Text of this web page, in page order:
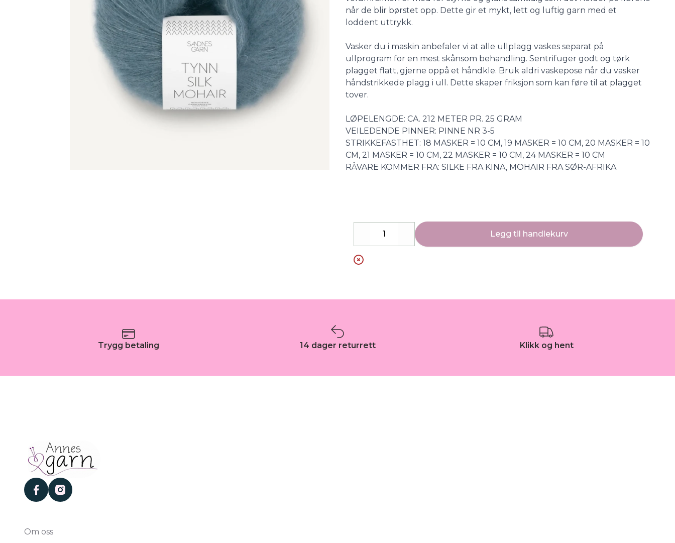
når de blir børstet opp. Dette gir et mykt, lett og luftig garn med et
loddent uttrykk.
Vasker du i maskin anbefaler vi at alle ullplagg vaskes separat på
ullprogram for en mest skånsom behandling. Sentrifuger godt og tørk
plagget flatt, gjerne oppå et håndkle. Bruk aldri vaskepose når du vasker
håndstrikkede plagg i ull. Dette skaper friksjon som kan føre til at plagget
tover.
LØPELENGDE: CA. 212 METER PR. 25 GRAM
VEILEDENDE PINNER: PINNE NR 3-5
STRIKKEFASTHET: 18 MASKER = 10 CM, 19 MASKER = 10 CM, 20 MASKER = 10
CM, 21 MASKER = 10 CM, 22 MASKER = 10 CM, 24 MASKER = 10 CM
RÅVARE KOMMER FRA: SILKE FRA KINA, MOHAIR FRA SØR-AFRIKA
Decrease Increase
Legg til handlekurv
Trygg betaling 14 dager returrett Klikk og hent
facebookinstagram
Om oss